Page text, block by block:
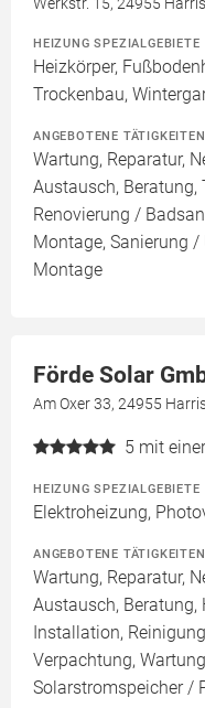
Werkstr. 15, 24955
HEIZUNG SPEZIALGEBIETE
Heizkörper,
Trockenbau,
ANGEBOTENE TÄTIGKEITEN
Wartung, Reparatur,
Austausch, Beratung,
Renovierung /
Montage, Sanierung
Montage
Förde Solar
Am Oxer 33, 24955
5 mit
HEIZUNG SPEZIALGEBIETE
Elektroheizung,
ANGEBOTENE TÄTIGKEITEN
Wartung, Reparatur,
Austausch, Beratung,
Installation,
Verpachtung,
Solarstromspeicher /